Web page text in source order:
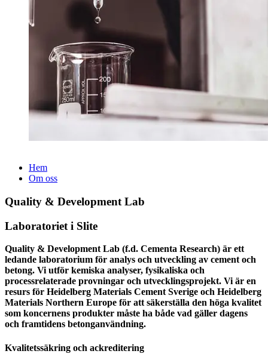
Hem
Om oss
Quality & Development Lab
Laboratoriet i Slite
Quality & Development Lab (f.d. Cementa Research) är ett
ledande laboratorium för analys och utveckling av cement och
betong. Vi utför kemiska analyser, fysikaliska och
processrelaterade provningar och utvecklingsprojekt. Vi är en
resurs för Heidelberg Materials Cement Sverige och Heidelberg
Materials Northern Europe för att säkerställa den höga kvalitet
som koncernens produkter måste ha både vad gäller dagens
och framtidens betonganvändning.
Kvalitetssäkring och ackreditering